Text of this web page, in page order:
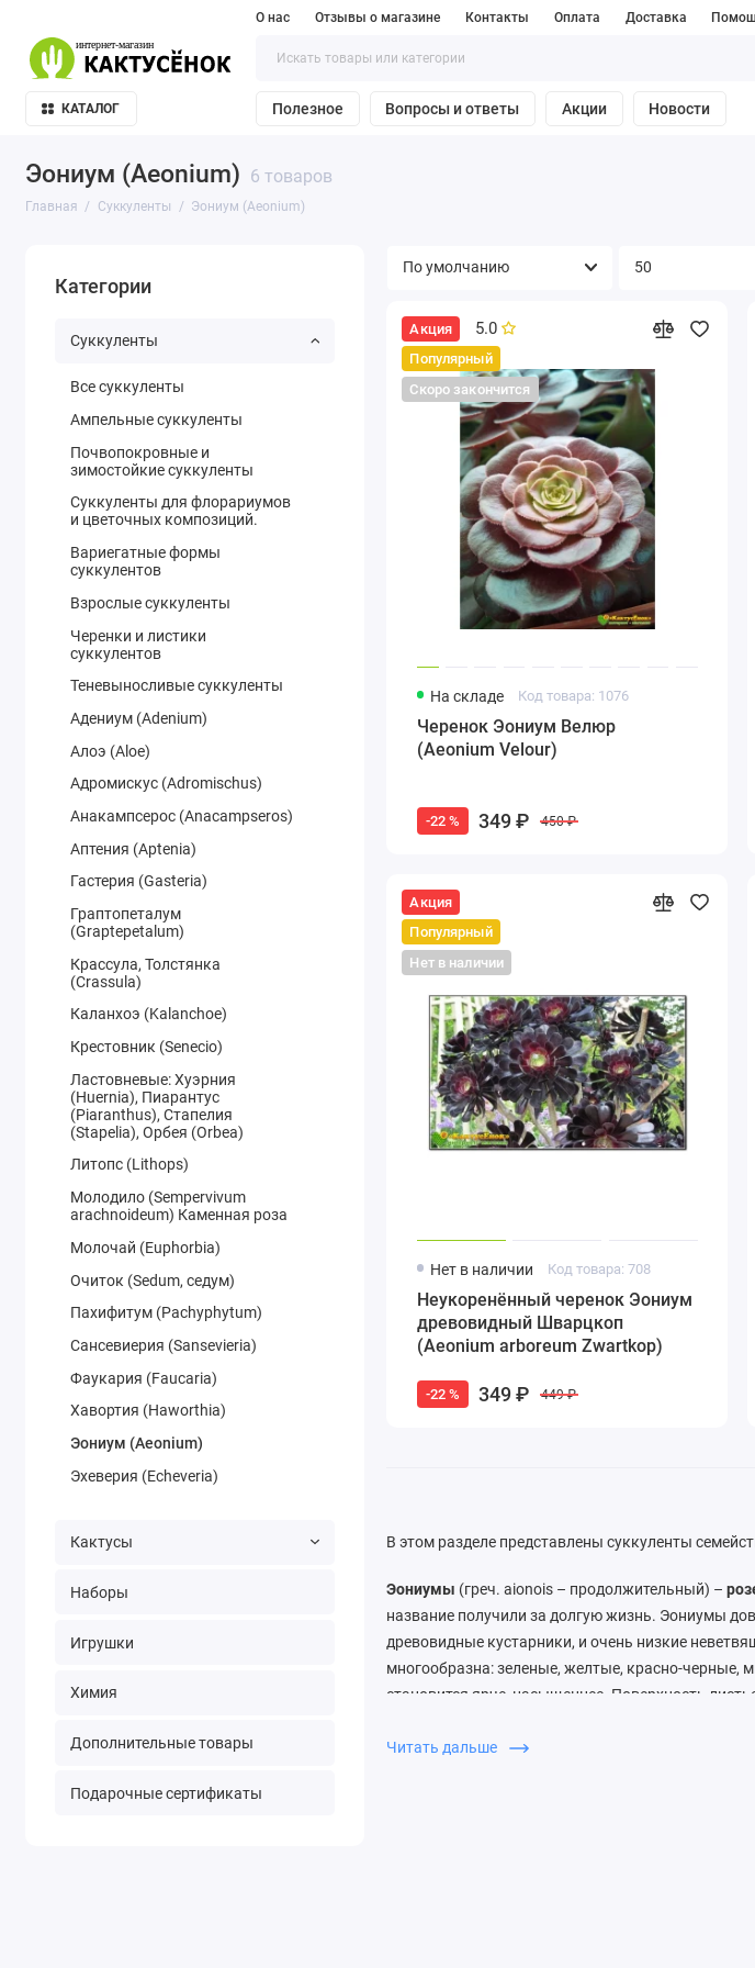
О нас Отзывы о магазине Контакты Оплата Доставка
КАТАЛОГ Полезное Вопросы и ответы Акции Новости
Эониум (Aeonium) 6 товаров
Главная Суккуленты Эониум (Aeonium)
Категории
Суккуленты
Все суккуленты
Ампельные суккуленты
Почвопокровные и
зимостойкие суккуленты
Суккуленты для флорариумов
и цветочных композиций.
Вариегатные формы
суккулентов
Взрослые суккуленты
Черенки и листики
суккулентов
Теневыносливые суккуленты
Адениум (Adenium)
Алоэ (Aloe)
Адромискус (Adromischus)
Анакампсерос (Anacampseros)
Аптения (Aptenia)
Гастерия (Gasteria)
Граптопеталум
(Graptepetalum)
Крассула, Толстянка
(Crassula)
Каланхоэ (Kalanchoe)
Крестовник (Senecio)
Ластовневые: Хуэрния
(Huernia), Пиарантус
(Piaranthus), Стапелия
(Stapelia), Орбея (Orbea)
Литопс (Lithops)
Молодило (Sempervivum
arachnoideum) Каменная роза
Молочай (Euphorbia)
Очиток (Sedum, седум)
Пахифитум (Pachyphytum)
Сансевиерия (Sansevieria)
Фаукария (Faucaria)
Хавортия (Haworthia)
Эониум (Aeonium)
Эхеверия (Echeveria)
Кактусы
Наборы
Игрушки
Химия
Дополнительные товары
Подарочные сертификаты
Акция
Популярный
Скоро закончится
5.0
На складе Код товара: 1076
Черенок Эониум Велюр
(Aeonium Velour)
-22 % 349 ₽ 450 ₽
Акция
Популярный
Нет в наличии
Нет в наличии Код товара: 708
Неукоренённый черенок Эониум
древовидный Шварцкоп
(Aeonium arboreum Zwartkop)
-22 % 349 ₽ 449 ₽
В этом разделе представлены суккуленты
Эониумы (греч. aionois – продолжительный) –
название получили за долгую жизнь. Эониумы
древовидные кустарники, и очень низкие
многообразна: зеленые, желтые, красно-черные,
становится ярче, насыщеннее. Поверхность
мини-пальму.
Читать дальше